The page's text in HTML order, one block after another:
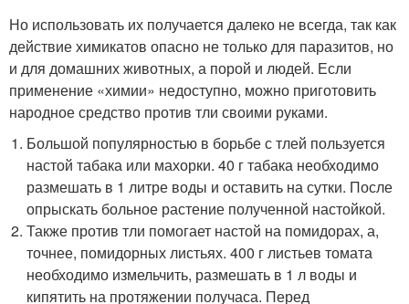
Но использовать их получается далеко не всегда, так как
действие химикатов опасно не только для паразитов, но
и для домашних животных, а порой и людей. Если
применение «химии» недоступно, можно приготовить
народное средство против тли своими руками.
Большой популярностью в борьбе с тлей пользуется
настой табака или махорки. 40 г табака необходимо
размешать в 1 литре воды и оставить на сутки. После
опрыскать больное растение полученной настойкой.
Также против тли помогает настой на помидорах, а,
точнее, помидорных листьях. 400 г листьев томата
необходимо измельчить, размешать в 1 л воды и
кипятить на протяжении получаса. Перед